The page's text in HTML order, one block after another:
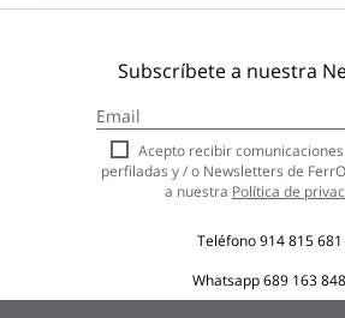
Subscríbete a nuestra
a
nuestro
boletín
de
Acepto recibir
perfiladas y / o Newsletters de
a nuestra Política de
Teléfono914 815 681
Whatsapp689 163 848